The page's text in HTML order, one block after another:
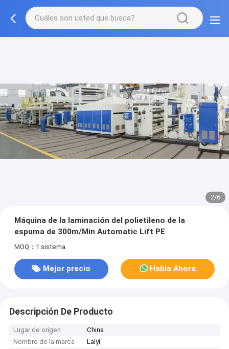
2/6
Máquina de la laminación del polietileno de la
espuma de 300m/Min Automatic Lift PE
MOQ：1 sistema
Mejor precio Habla Ahora.
Descripción De Producto
Lugar de origen
China
Nombre de la marca
Laiyi